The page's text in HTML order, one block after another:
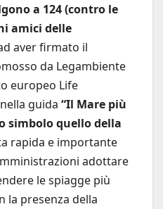
a 124 (contro le
amici delle
aver firmato il
da Legambiente
europeo Life
guida “Il Mare più
simbolo quello della
rapida e importante
adottare
le spiagge più
la presenza della